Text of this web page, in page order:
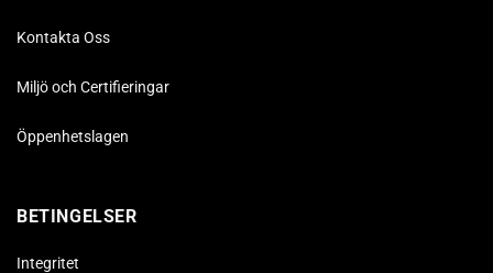
Kontakta Oss
Miljö och Certifieringar
Öppenhetslagen
BETINGELSER
Integritet